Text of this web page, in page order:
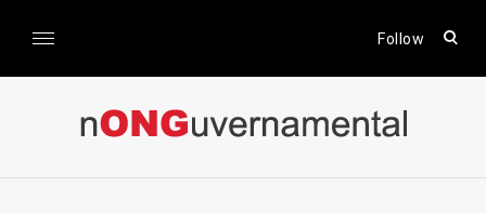
Follow
open
form
nONGuvernamental